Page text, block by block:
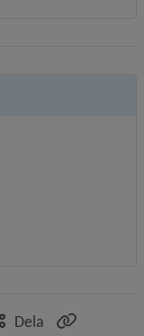
Dela